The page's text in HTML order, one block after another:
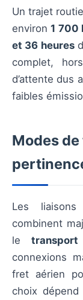
Un trajet
environ1 700
et 36 heures
complet,
d’attente dus
faibles
Modes
Les liaisons
combinent
le
connexions
fret aérien
choix